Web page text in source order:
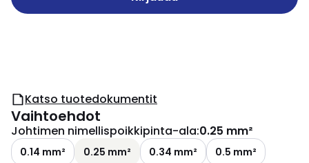
Katso tuotedokumentit
Vaihtoehdot
Johtimen nimellispoikkipinta-ala:0.25 mm²
0.14 mm² 0.25 mm² 0.34 mm²
0.5 mm²